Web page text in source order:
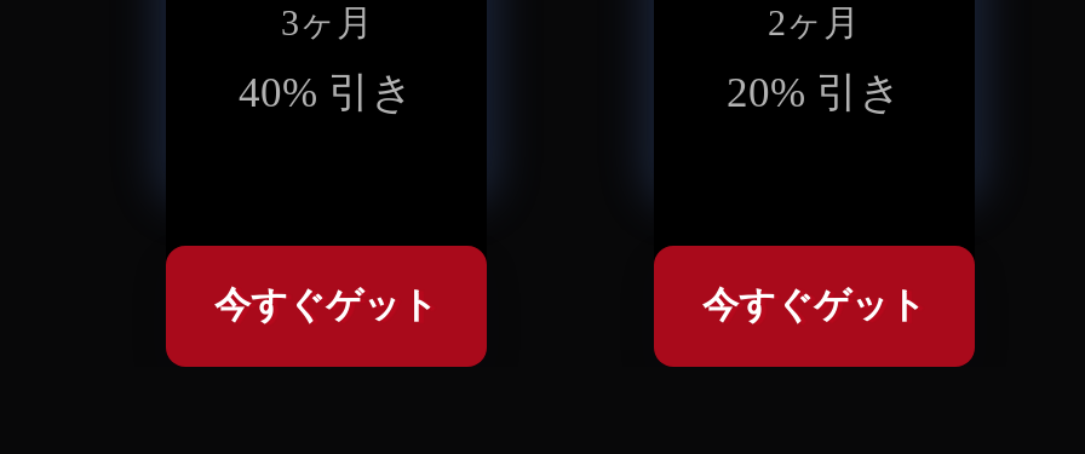
3ヶ月
40% 引き
今すぐゲット
2ヶ月
20% 引き
今すぐゲット